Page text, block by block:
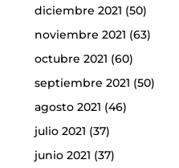
diciembre 2021 (50)
noviembre 2021 (63)
octubre 2021 (60)
septiembre 2021 (50)
agosto 2021 (46)
julio 2021 (37)
junio 2021 (37)